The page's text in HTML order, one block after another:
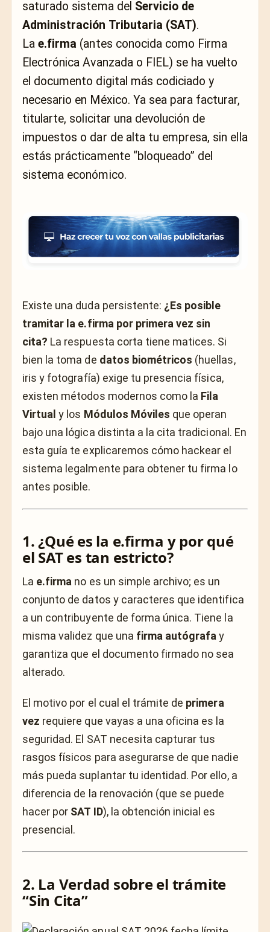
saturado sistema del Servicio de
Administración Tributaria (SAT).
Lae.firma (antes conocida como Firma
Electrónica Avanzada o FIEL) se ha vuelto
el documento digital más codiciado y
necesario en México. Ya sea para facturar,
titularte, solicitar una devolución de
impuestos o dar de alta tu empresa, sin ella
estás prácticamente “bloqueado” del
sistema económico.
Existe una duda persistente: ¿Es posible
tramitar la e.firma por primera vez sin
cita? La respuesta corta tiene matices. Si
bien la toma de datos biométricos (huellas,
iris y fotografía) exige tu presencia física,
existen métodos modernos como la Fila
Virtual y los Módulos Móviles que operan
bajo una lógica distinta a la cita tradicional. En
esta guía te explicaremos cómo hackear el
sistema legalmente para obtener tu firma lo
antes posible.
1. ¿Qué es la e.firma y por qué
el SAT es tan estricto?
La e.firma no es un simple archivo; es un
conjunto de datos y caracteres que identifica
a un contribuyente de forma única. Tiene la
misma validez que una firma autógrafa y
garantiza que el documento firmado no sea
alterado.
El motivo por el cual el trámite de primera
vez requiere que vayas a una oficina es la
seguridad. El SAT necesita capturar tus
rasgos físicos para asegurarse de que nadie
más pueda suplantar tu identidad. Por ello, a
diferencia de la renovación (que se puede
hacer por SAT ID), la obtención inicial es
presencial.
2. La Verdad sobre el trámite
“Sin Cita”